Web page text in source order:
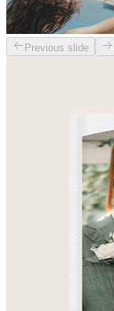
Previous slide